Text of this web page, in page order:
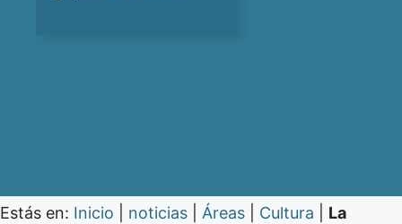
Estás en: Inicio noticias Áreas Cultura
La